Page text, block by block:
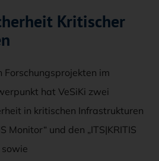
Kritischer
Forschungsprojekten im
hat VeSiKi zwei
in kritischen Infrastrukturen
Monitor“ und den „ITS|KRITIS
sowie